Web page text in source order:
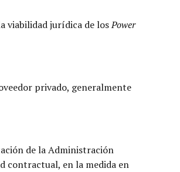
viabilidad jurídica de losPower
privado, generalmente
de la Administración
contractual, en la medida en